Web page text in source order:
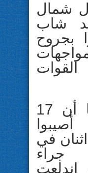
شمال
شاب
بجروح
وأضاف مراسلنا أن 17
في
جراء
اندلعت